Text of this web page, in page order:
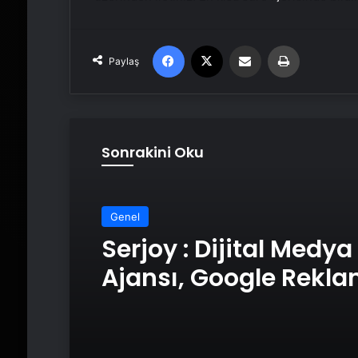
Paylaş
Facebook Email'den paylaş
Sonrakini Oku
Genel
Serjoy : Dijital Medya
Ajansı, Google